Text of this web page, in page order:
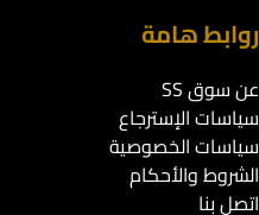
روابط هامة
عن سوق SS
سياسات الإسترجاع
سياسات الخصوصية
الشروط والأحكام
اتصل بنا